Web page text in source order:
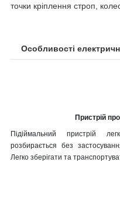
точки кріплення строп,
Особливості
Пристрій
Підіймальний пристрій
розбирається без
Легко зберігати та